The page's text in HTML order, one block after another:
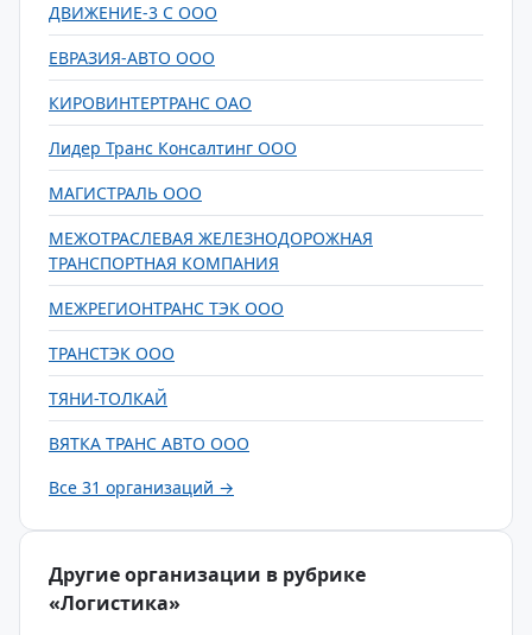
ДВИЖЕНИЕ-3 С ООО
ЕВРАЗИЯ-АВТО ООО
КИРОВИНТЕРТРАНС ОАО
Лидер Транс Консалтинг ООО
МАГИСТРАЛЬ ООО
МЕЖОТРАСЛЕВАЯ ЖЕЛЕЗНОДОРОЖНАЯ
ТРАНСПОРТНАЯ КОМПАНИЯ
МЕЖРЕГИОНТРАНС ТЭК ООО
ТРАНСТЭК ООО
ТЯНИ-ТОЛКАЙ
ВЯТКА ТРАНС АВТО ООО
Все 31 организаций →
Другие организации в рубрике
«Логистика»